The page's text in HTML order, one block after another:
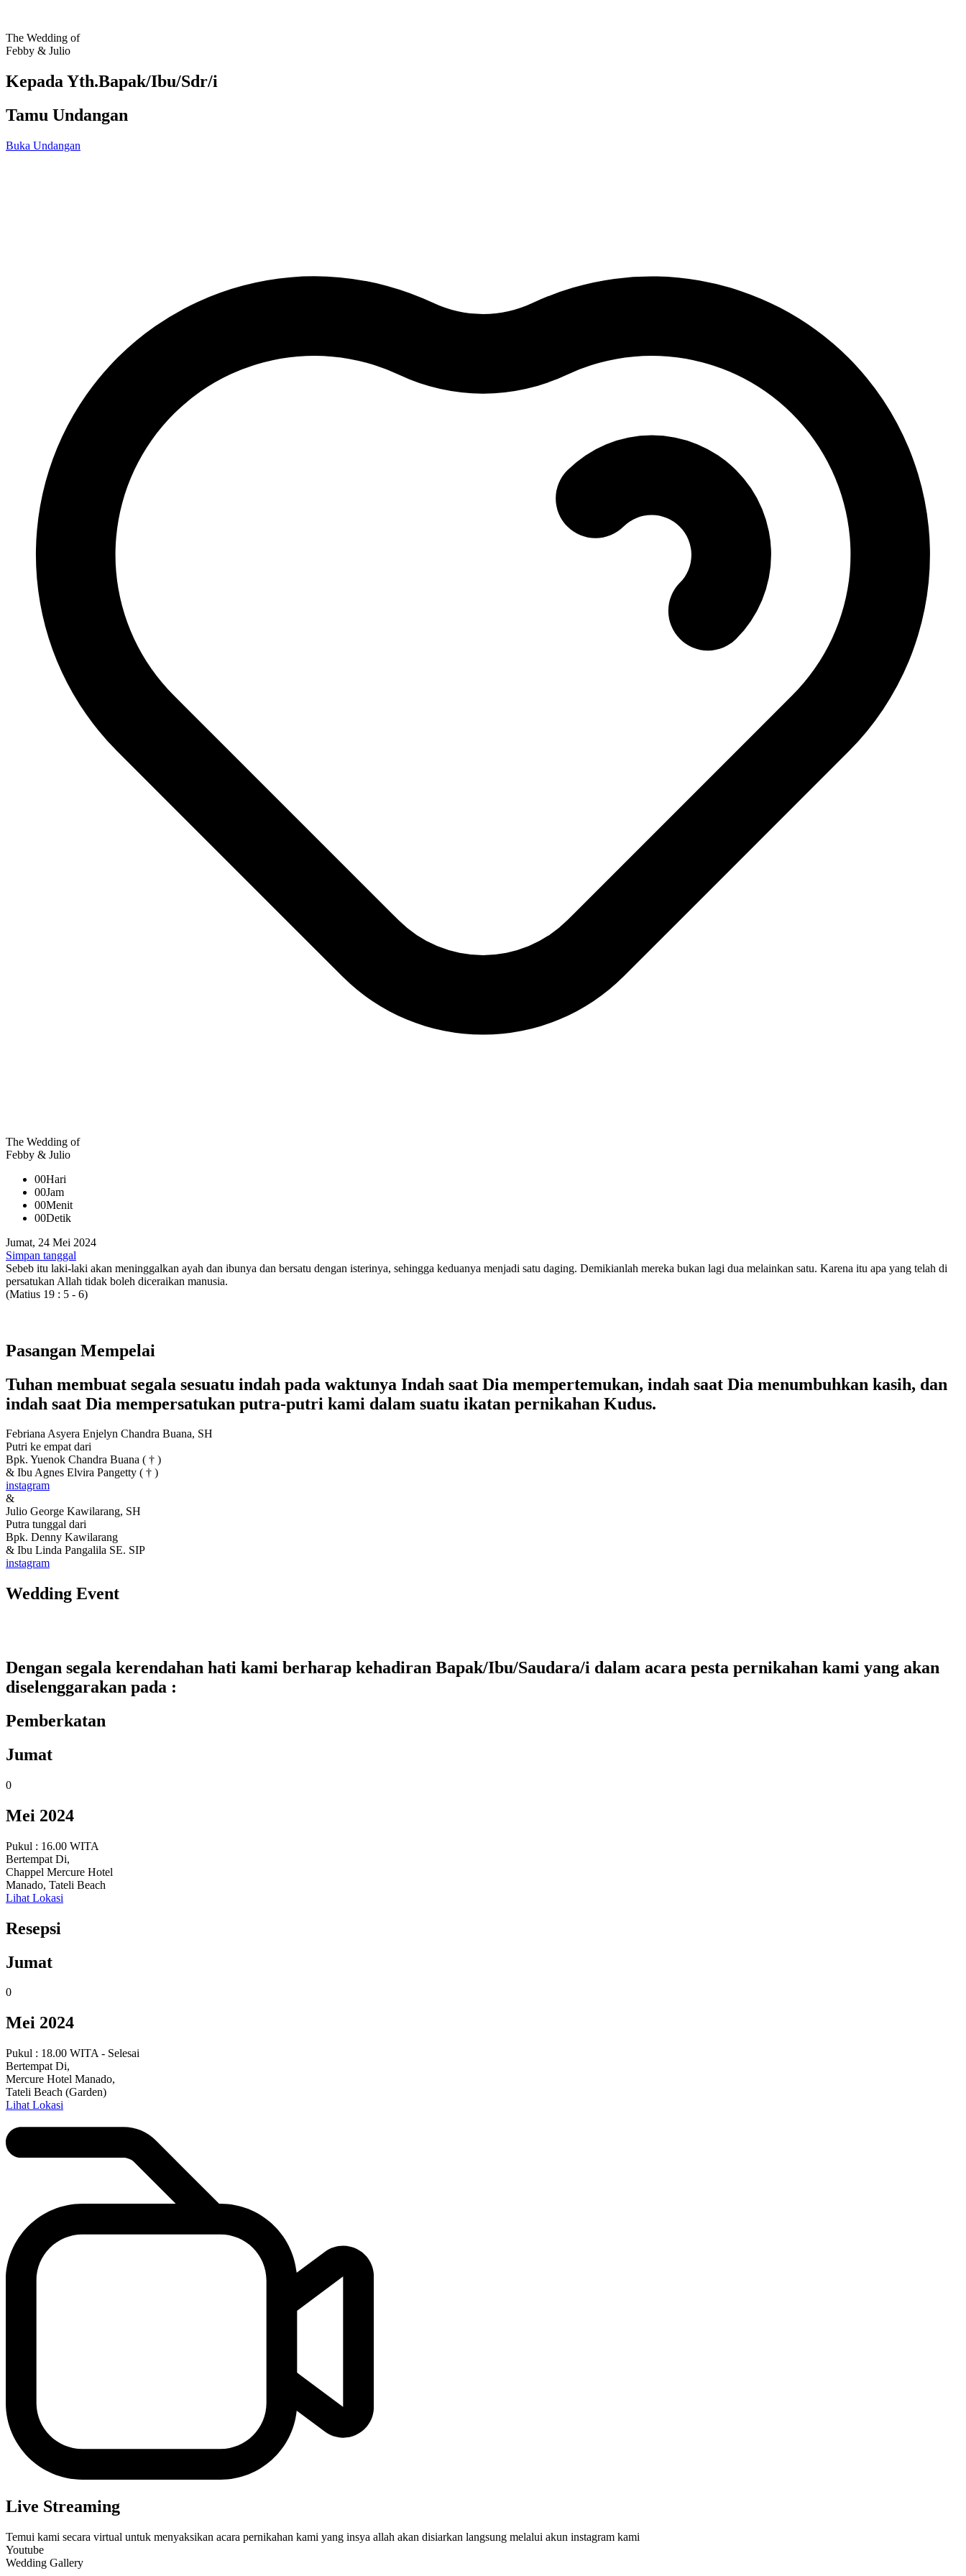
The Wedding of
Febby & Julio
Kepada Yth.Bapak/Ibu/Sdr/i
Tamu Undangan
Buka Undangan
The Wedding of
Febby & Julio
00Hari
00Jam
00Menit
00Detik
Jumat, 24 Mei 2024
Simpan tanggal
Sebeb itu laki-laki akan meninggalkan ayah dan ibunya dan bersatu dengan isterinya, sehingga keduanya menjadi satu daging. Demikianlah mereka bukan lagi dua melainkan satu. Karena itu apa yang telah di
persatukan Allah tidak boleh diceraikan manusia.
(Matius 19 : 5 - 6)
Pasangan Mempelai
Tuhan membuat segala sesuatu indah pada waktunya Indah saat Dia mempertemukan, indah saat Dia menumbuhkan kasih, dan
indah saat Dia mempersatukan putra-putri kami dalam suatu ikatan pernikahan Kudus.
Febriana Asyera Enjelyn Chandra Buana, SH
Putri ke empat dari
Bpk. Yuenok Chandra Buana ( † )
& Ibu Agnes Elvira Pangetty ( † )
instagram
&
Julio George Kawilarang, SH
Putra tunggal dari
Bpk. Denny Kawilarang
& Ibu Linda Pangalila SE. SIP
instagram
Wedding Event
Dengan segala kerendahan hati kami berharap kehadiran Bapak/Ibu/Saudara/i dalam acara pesta pernikahan kami yang akan
diselenggarakan pada :
Pemberkatan
Jumat
0
Mei 2024
Pukul : 16.00 WITA
Bertempat Di,
Chappel Mercure Hotel
Manado, Tateli Beach
Lihat Lokasi
Resepsi
Jumat
0
Mei 2024
Pukul : 18.00 WITA - Selesai
Bertempat Di,
Mercure Hotel Manado,
Tateli Beach (Garden)
Lihat Lokasi
Live Streaming
Temui kami secara virtual untuk menyaksikan acara pernikahan kami yang insya allah akan disiarkan langsung melalui akun instagram kami
Youtube
Wedding Gallery